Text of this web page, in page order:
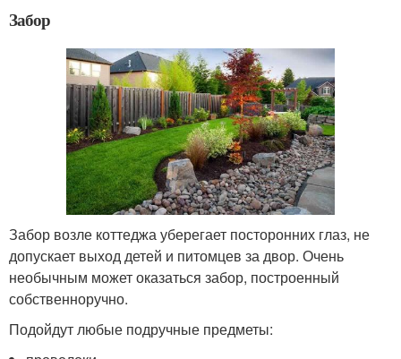
Забор
Забор возле коттеджа уберегает посторонних глаз, не
допускает выход детей и питомцев за двор. Очень
необычным может оказаться забор, построенный
собственноручно.
Подойдут любые подручные предметы: